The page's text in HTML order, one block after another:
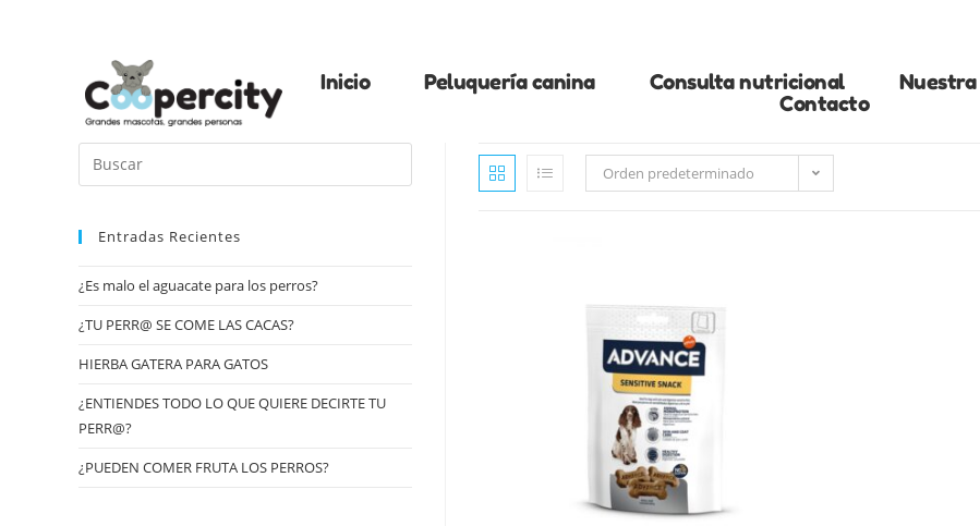
Inicio Peluquería canina Consulta nutricional
Contacto
Orden predeterminado
Entradas Recientes
¿Es malo el aguacate para los perros?
¿TU PERR@ SE COME LAS CACAS?
HIERBA GATERA PARA GATOS
¿ENTIENDES TODO LO QUE QUIERE DECIRTE TU
PERR@?
¿PUEDEN COMER FRUTA LOS PERROS?